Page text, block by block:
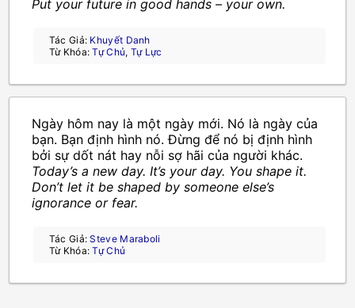
Put your future in good hands – your own.
Tác Giả: Khuyết Danh
Từ Khóa:Tự Chủ, Tự Lực
Ngày hôm nay là một ngày mới. Nó là ngày của
bạn. Bạn định hình nó. Đừng để nó bị định hình
bởi sự dốt nát hay nỗi sợ hãi của người khác.
Today’s a new day. It’s your day. You shape it.
Don’t let it be shaped by someone else’s
ignorance or fear.
Tác Giả:Steve Maraboli
Từ Khóa:Tự Chủ